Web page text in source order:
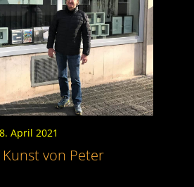
April 2021
Kunst von Peter